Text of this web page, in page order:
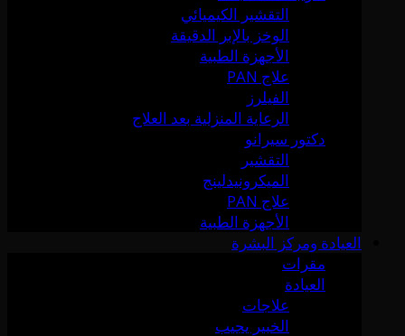
التقشير الكيميائي
الوخز بالإبر الدقيقة
الأجهزة الطبية
علاج PAN
الفيلرز
الرعاية المنزلية بعد العلاج
دكتور سيرانو
التقشير
الميكرونيدلينج
علاج PAN
الأجهزة الطبية
العيادة ومركز البشرة
مقرات
العيادة
علاجات
الخبير يجيب